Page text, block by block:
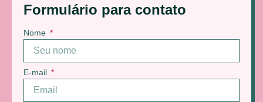
Formulário para contato
Nome
E-mail